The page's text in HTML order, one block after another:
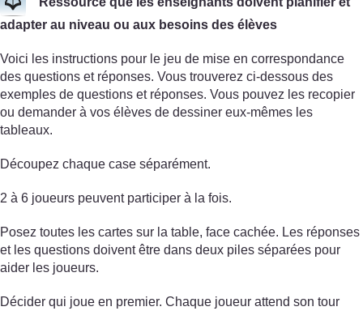
adapter au niveau ou aux besoins des élèves
Voici les instructions pour le jeu de mise en correspondance
des questions et réponses. Vous trouverez ci-dessous des
exemples de questions et réponses. Vous pouvez les recopier
ou demander à vos élèves de dessiner eux-mêmes les
tableaux.
Découpez chaque case séparément.
2 à 6 joueurs peuvent participer à la fois.
Posez toutes les cartes sur la table, face cachée. Les réponses
et les questions doivent être dans deux piles séparées pour
aider les joueurs.
Décider qui joue en premier. Chaque joueur attend son tour